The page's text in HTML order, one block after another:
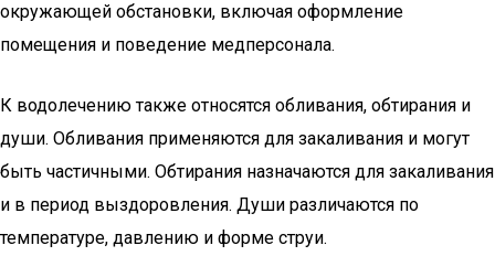
окружающей обстановки, включая оформление
помещения и поведение медперсонала.
К водолечению также относятся обливания, обтирания и
души. Обливания применяются для закаливания и могут
быть частичными. Обтирания назначаются для закаливания
и в период выздоровления. Души различаются по
температуре, давлению и форме струи.